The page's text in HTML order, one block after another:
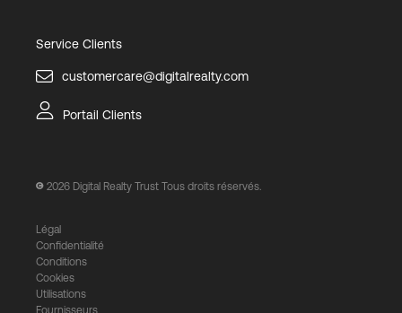
Service Clients
customercare@digitalrealty.com
Portail Clients
2026 Digital Realty Trust Tous droits réservés.
Légal
Confidentialité
Conditions
Cookies
Utilisations
Fournisseurs